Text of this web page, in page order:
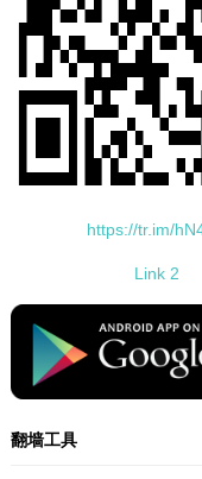
https://tr.im/
Link 2
standard-icon-
翻墙工具